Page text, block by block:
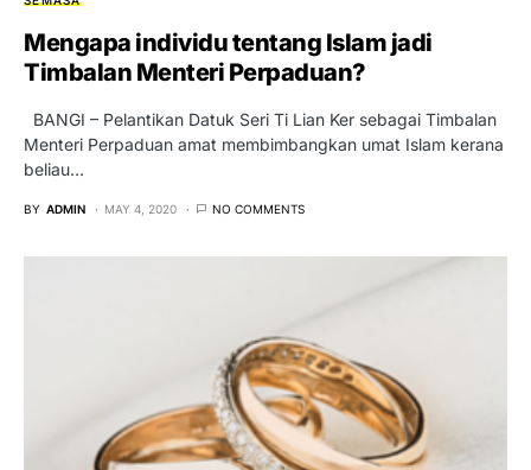
Mengapa individu tentang Islam jadi
Timbalan Menteri Perpaduan?
BANGI – Pelantikan Datuk Seri Ti Lian Ker sebagai Timbalan
Menteri Perpaduan amat membimbangkan umat Islam kerana
beliau…
BY ADMIN MAY 4, 2020 NO COMMENTS